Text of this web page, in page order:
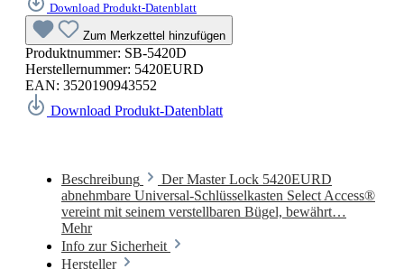
Download Produkt-Datenblatt
Zum Merkzettel hinzufügen
Produktnummer: SB-5420D
Herstellernummer: 5420EURD
EAN: 3520190943552
Download Produkt-Datenblatt
Beschreibung
Der Master Lock 5420EURD
abnehmbare Universal-Schlüsselkasten Select Access®
vereint mit seinem verstellbaren Bügel, bewährt…
Mehr
Info zur Sicherheit
Hersteller